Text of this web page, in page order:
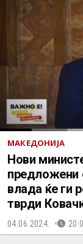
МАКЕДОНИЈА
Нови
предложени
влада ќе ги
тврди
04.06.2024.